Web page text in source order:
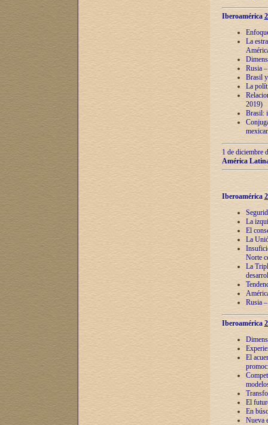
Iberoamérica
La
Rusia
Brasil
La
2019)
Brasil:
1 de diciembre
América
Iberoamérica
La
El
La
Norte
La
Rusia
Iberoamérica
El
El
En
Nueva